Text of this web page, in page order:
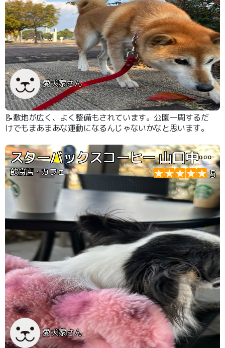
愛犬家さん
📝敷地が広く、よく整備もされています。公園一周するだ
けでもまあまあな運動になるんじゃないかなと思います。
スターバックスコーヒー 山口中央公園店
飲食店・カフェ 5
愛犬家さん